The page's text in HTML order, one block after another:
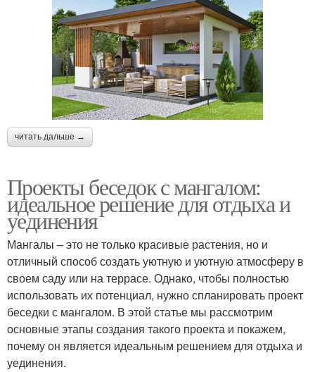
читать дальше →
Проекты беседок с мангалом:
идеальное решение для отдыха и
уединения
Мангалы – это не только красивые растения, но и
отличный способ создать уютную и уютную атмосферу в
своем саду или на террасе. Однако, чтобы полностью
использовать их потенциал, нужно спланировать проект
беседки с мангалом. В этой статье мы рассмотрим
основные этапы создания такого проекта и покажем,
почему он является идеальным решением для отдыха и
уединения.